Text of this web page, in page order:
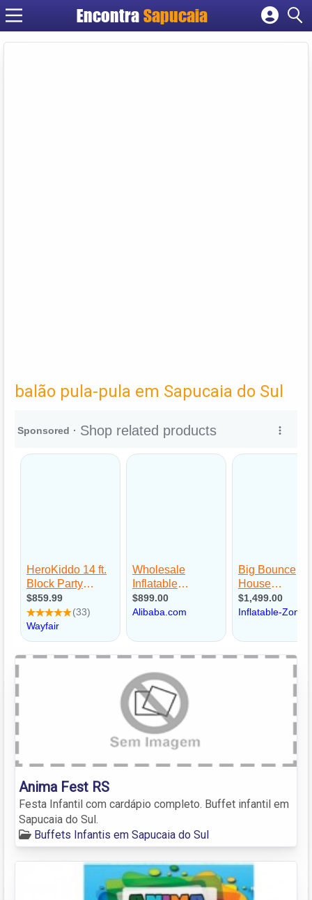
Encontra
Cadastrar empresa
balão pula-pula em Sapucaia do Sul
Anima Fest RS
Festa Infantil com cardápio completo. Buffet infantil em
Sapucaia do Sul.
Buffets Infantis em Sapucaia do Sul